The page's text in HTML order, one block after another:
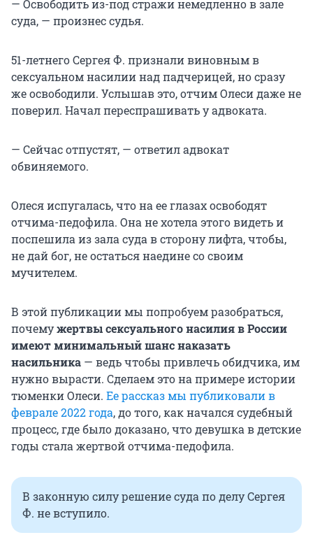
— Освободить из-под стражи немедленно в зале
суда, — произнес судья.
51-летнего Сергея Ф. признали виновным в
сексуальном насилии над падчерицей, но сразу
же освободили. Услышав это, отчим Олеси даже не
поверил. Начал переспрашивать у адвоката.
— Сейчас отпустят, — ответил адвокат
обвиняемого.
Олеся испугалась, что на ее глазах освободят
отчима-педофила. Она не хотела этого видеть и
поспешила из зала суда в сторону лифта, чтобы,
не дай бог, не остаться наедине со своим
мучителем.
В этой публикации мы попробуем разобраться,
почемужертвы сексуального насилия в России
имеют минимальный шанс наказать
насильника — ведь чтобы привлечь обидчика, им
нужно вырасти. Сделаем это на примере истории
тюменки Олеси. Ее рассказ мы публиковали в
феврале 2022 года, до того, как начался судебный
процесс, где было доказано, что девушка в детские
годы стала жертвой отчима-педофила.
В законную силу решение суда по делу Сергея
Ф. не вступило.